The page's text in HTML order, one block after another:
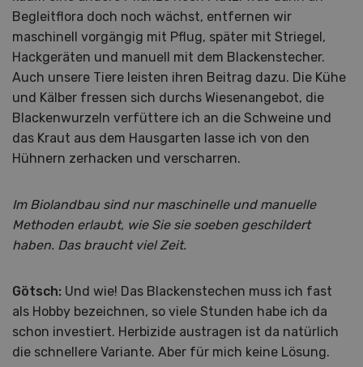
Begleitflora doch noch wächst, entfernen wir
maschinell vorgängig mit Pflug, später mit Striegel,
Hackgeräten und manuell mit dem Blackenstecher.
Auch unsere Tiere leisten ihren Beitrag dazu. Die Kühe
und Kälber fressen sich durchs Wiesenangebot, die
Blackenwurzeln verfüttere ich an die Schweine und
das Kraut aus dem Hausgarten lasse ich von den
Hühnern zerhacken und verscharren.
Im Biolandbau sind nur maschinelle und manuelle
Methoden erlaubt, wie Sie sie soeben geschildert
haben. Das braucht viel Zeit.
Götsch: Und wie! Das Blackenstechen muss ich fast
als Hobby bezeichnen, so viele Stunden habe ich da
schon investiert. Herbizide austragen ist da natürlich
die schnellere Variante. Aber für mich keine Lösung.